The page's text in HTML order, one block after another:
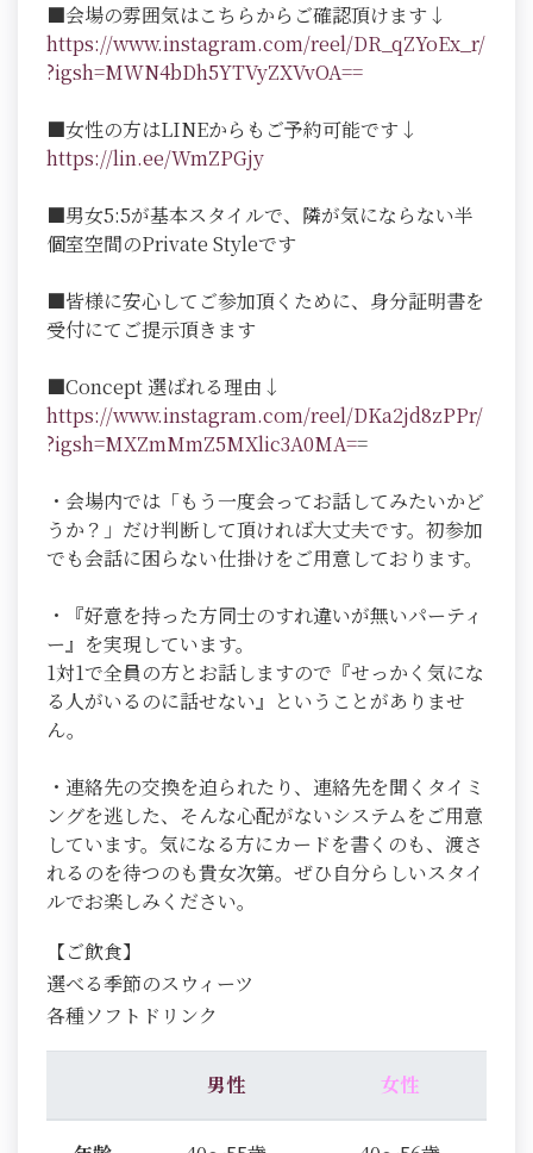
■会場の雰囲気はこちらからご確認頂けます↓
https://www.instagram.com/reel/DR_qZYoEx_r/
?igsh=MWN4bDh5YTVyZXVvOA==
■女性の方はLINEからもご予約可能です↓
https://lin.ee/WmZPGjy
■男女5:5が基本スタイルで、隣が気にならない半
個室空間のPrivate Styleです
■皆様に安心してご参加頂くために、身分証明書を
受付にてご提示頂きます
■Concept 選ばれる理由↓
https://www.instagram.com/reel/DKa2jd8zPPr/
?igsh=MXZmMmZ5MXlic3A0MA==
・会場内では「もう一度会ってお話してみたいかど
うか？」だけ判断して頂ければ大丈夫です。初参加
でも会話に困らない仕掛けをご用意しております。
・『好意を持った方同士のすれ違いが無いパーティ
ー』を実現しています。
1対1で全員の方とお話しますので『せっかく気にな
る人がいるのに話せない』ということがありませ
ん。
・連絡先の交換を迫られたり、連絡先を聞くタイミ
ングを逃した、そんな心配がないシステムをご用意
しています。気になる方にカードを書くのも、渡さ
れるのを待つのも貴女次第。ぜひ自分らしいスタイ
ルでお楽しみください。
【ご飲食】
選べる季節のスウィーツ
各種ソフトドリンク
男性 女性